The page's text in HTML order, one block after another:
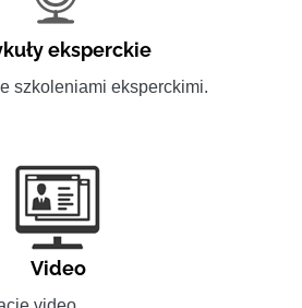
eksperckie
szkoleniami eksperckimi.
Video